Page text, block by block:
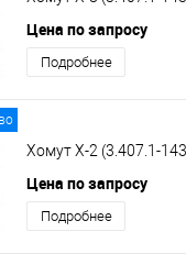
Цена по запросу
Подробнее
Хомут Х-2 (3.407.1-
Цена по запросу
Подробнее